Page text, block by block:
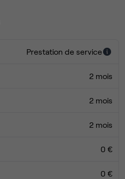
Prestation de service
2 mois
2 mois
2 mois
0 €
0 €